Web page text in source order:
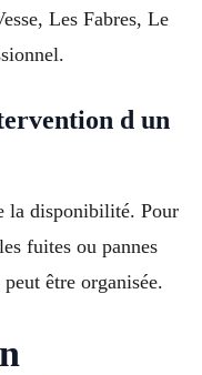
Les Fabres, Le
d un
la disponibilité. Pour
fuites ou pannes
être organisée.